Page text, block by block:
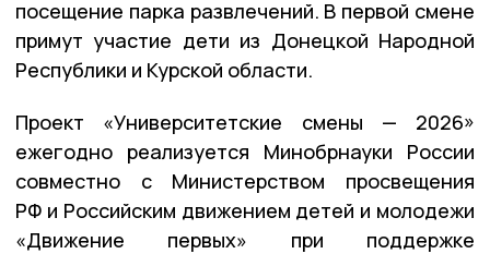
посещение парка развлечений. В первой смене
примут участие дети из Донецкой Народной
Республики и Курской области.
Проект «Университетские смены — 2026»
ежегодно реализуется Минобрнауки России
совместно с Министерством просвещения
РФ и Российским движением детей и молодежи
«Движение первых» при поддержке